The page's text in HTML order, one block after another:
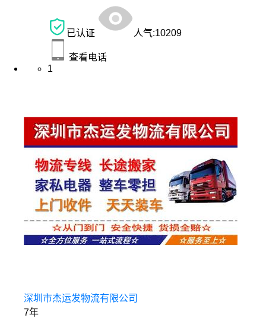
已认证 人气:10209
查看电话
1
深圳市杰运发物流有限公司
7年